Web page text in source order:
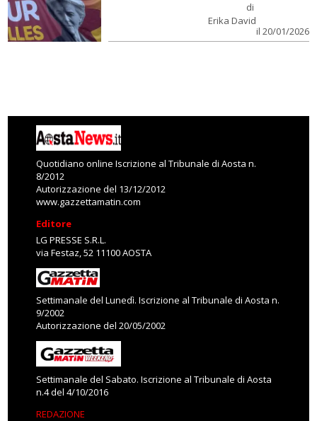
di
Erika David
il 20/01/2026
Quotidiano online Iscrizione al Tribunale di Aosta n.
8/2012
Autorizzazione del 13/12/2012
www.gazzettamatin.com
Editore
LG PRESSE S.R.L.
via Festaz, 52 11100 AOSTA
Settimanale del Lunedì. Iscrizione al Tribunale di Aosta n.
9/2002
Autorizzazione del 20/05/2002
Settimanale del Sabato. Iscrizione al Tribunale di Aosta
n.4 del 4/10/2016
REDAZIONE